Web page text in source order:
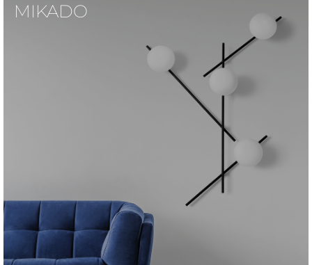
MIKADO